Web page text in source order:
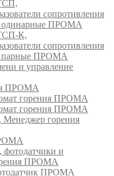
сопротивления
одинарные ПРОМА
К,
сопротивления
парные ПРОМА
и управление
ПРОМА
горения ПРОМА
горения ПРОМА
горения
и
ПРОМА
ПРОМА